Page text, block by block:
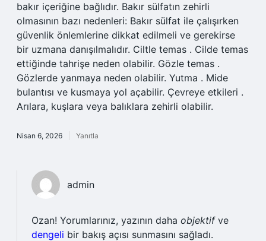
bakır içeriğine bağlıdır. Bakır sülfatın zehirli
olmasının bazı nedenleri: Bakır sülfat ile çalışırken
güvenlik önlemlerine dikkat edilmeli ve gerekirse
bir uzmana danışılmalıdır. Ciltle temas . Cilde temas
ettiğinde tahrişe neden olabilir. Gözle temas .
Gözlerde yanmaya neden olabilir. Yutma . Mide
bulantısı ve kusmaya yol açabilir. Çevreye etkileri .
Arılara, kuşlara veya balıklara zehirli olabilir.
Nisan 6, 2026 Yanıtla
admin
Ozan! Yorumlarınız, yazının daha objektifve
dengeli bir bakış açısı sunmasını sağladı.